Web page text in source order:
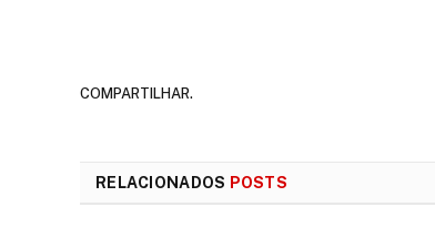
COMPARTILHAR.
RELACIONADOS POSTS